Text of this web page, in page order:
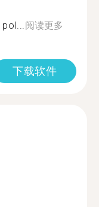
阅读更多
下载软件